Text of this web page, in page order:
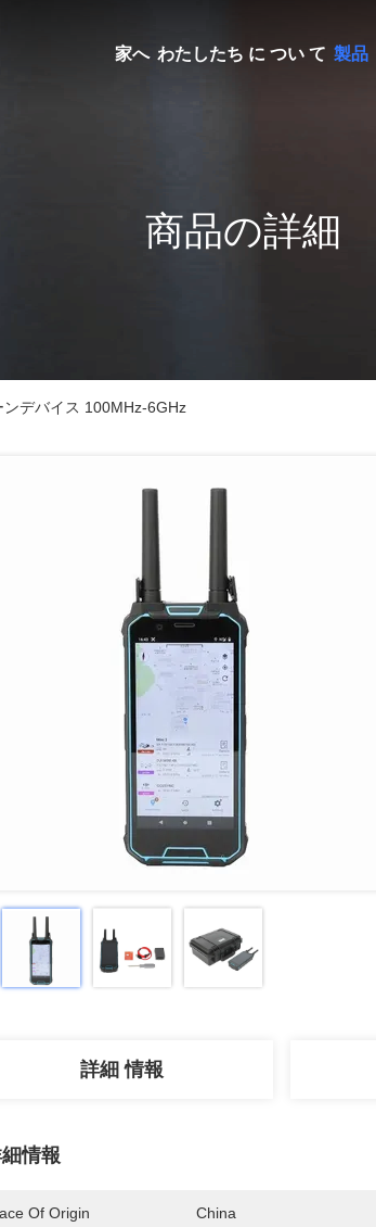
家へ わたしたち に つい て 製品
商品の詳細
デバイス 100MHz-6GHz
詳細 情報
情報
Of Origin China